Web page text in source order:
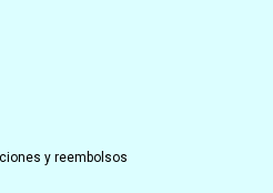
y reembolsos